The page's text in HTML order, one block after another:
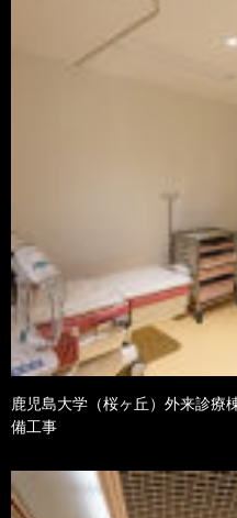
鹿児島大学（桜ヶ丘）外来診療
備工事